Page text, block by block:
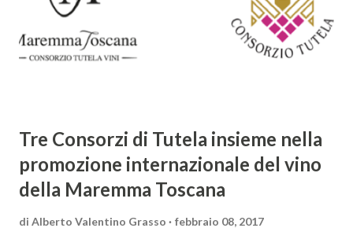
cambiamenti culturali e sociali, e la sua opera riflette questa
complessità. L'Adone è un poema epico-mitologico in 20
canti, composto da oltre 40.000 versi. Narra la storia
Tre Consorzi di Tutela insieme nella
promozione internazionale del vino
della Maremma Toscana
di Alberto Valentino Grasso febbraio 08, 2017